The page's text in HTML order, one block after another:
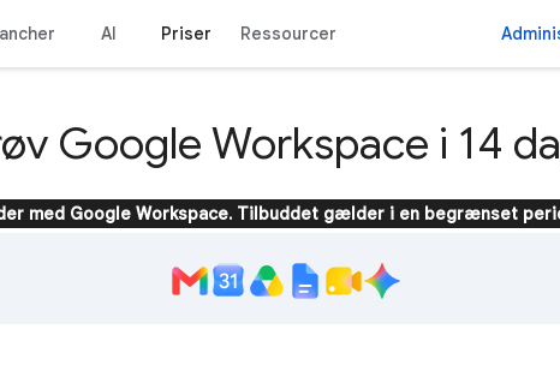
AI Priser Ressourcer
Google Workspace i 14
med Google Workspace. Tilbuddet gælder i en begrænset